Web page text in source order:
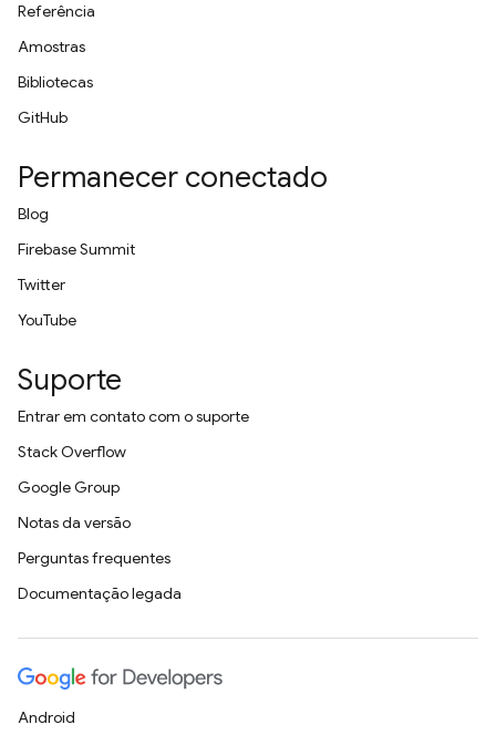
Referência
Amostras
Bibliotecas
GitHub
Permanecer conectado
Blog
Firebase Summit
Twitter
YouTube
Suporte
Entrar em contato com o suporte
Stack Overflow
Google Group
Notas da versão
Perguntas frequentes
Documentação legada
Android